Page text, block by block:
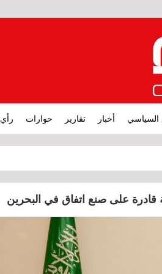
السياسي أخبار تقارير حوارات رأي
على صنع اتفاق في البحرين